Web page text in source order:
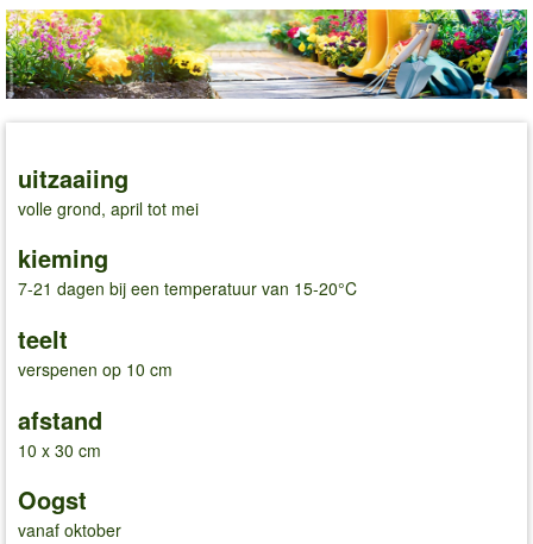
uitzaaiing
volle grond, april tot mei
kieming
7-21 dagen bij een temperatuur van 15-20°C
teelt
verspenen op 10 cm
afstand
10 x 30 cm
Oogst
vanaf oktober